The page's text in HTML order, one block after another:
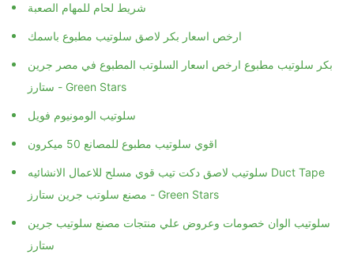
شريط لحام للمهام الصعبة
ارخص اسعار بكر لاصق سلوتيب مطبوع باسمك
بكر سلوتيب مطبوع ارخص اسعار السلوتب المطبوع في مصر جرين
ستارز - Green Stars
سلوتيب الومونيوم فويل
اقوي سلوتيب مطبوع للمصانع 50 ميكرون
سلوتيب لاصق دكت تيب قوي مسلح للاعمال الانشائيه Duct Tape
مصنع سلوتب جرين ستارز - Green Stars
سلوتيب الوان خصومات وعروض علي منتجات مصنع سلوتيب جرين
ستارز